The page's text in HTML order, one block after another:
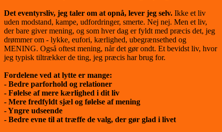
Det eventyrsliv, jeg taler om at opnå, lever jeg selv. Ikke et liv
uden modstand, kampe, udfordringer, smerte. Nej nej. Men et liv,
der bare giver mening, og som hver dag er fyldt med præcis det, jeg
drømmer om - lykke, eufori, kærlighed, ubegrænsethed og
MENING. Også oftest mening, når det gør ondt. Et bevidst liv, hvor
jeg typisk tiltrækker de ting, jeg præcis har brug for.
Fordelene ved at lytte er mange:
- Bedre parforhold og relationer
- Følelse af mere kærlighed i dit liv
- Mere fredfyldt sjæl og følelse af mening
- Yngre udseende
- Bedre evne til at træffe de valg, der gør glad i livet